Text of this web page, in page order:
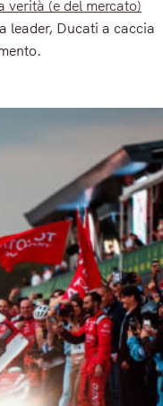
verità (e del mercato)
leader, Ducati a caccia